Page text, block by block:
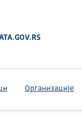
Организације